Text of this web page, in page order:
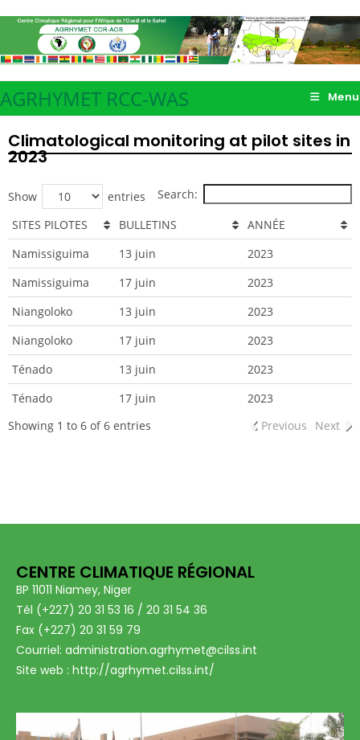
AGRHYMET RCC-WAS Menu
Climatological monitoring at pilot sites in
2023
Show entries Search:
SITES PILOTES BULLETINS
ANNÉE
Namissiguima
13 juin
2023
Namissiguima
17 juin
2023
Niangoloko
13 juin
2023
Niangoloko
17 juin
2023
Ténado
13 juin
2023
Ténado
17 juin
2023
Showing 1 to 6 of 6 entries
Previous Next
CENTRE CLIMATIQUE RÉGIONAL
BP 11011 Niamey, Niger
Tél (+227) 20 31 53 16 / 20 31 54 36
Fax (+227) 20 31 59 79
Courriel: administration.agrhymet@cilss.int
Site web : http://agrhymet.cilss.int/